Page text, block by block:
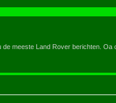
meeste Land Rover berichten.